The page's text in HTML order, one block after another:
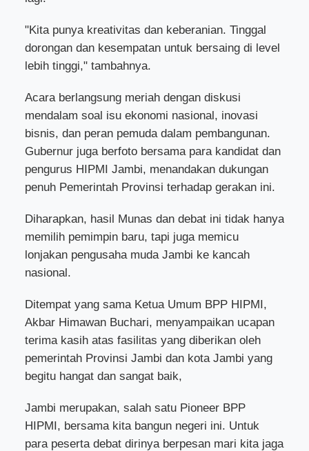
"Kita punya kreativitas dan keberanian. Tinggal
dorongan dan kesempatan untuk bersaing di level
lebih tinggi," tambahnya.
Acara berlangsung meriah dengan diskusi
mendalam soal isu ekonomi nasional, inovasi
bisnis, dan peran pemuda dalam pembangunan.
Gubernur juga berfoto bersama para kandidat dan
pengurus HIPMI Jambi, menandakan dukungan
penuh Pemerintah Provinsi terhadap gerakan ini.
Diharapkan, hasil Munas dan debat ini tidak hanya
memilih pemimpin baru, tapi juga memicu
lonjakan pengusaha muda Jambi ke kancah
nasional.
Ditempat yang sama Ketua Umum BPP HIPMI,
Akbar Himawan Buchari, menyampaikan ucapan
terima kasih atas fasilitas yang diberikan oleh
pemerintah Provinsi Jambi dan kota Jambi yang
begitu hangat dan sangat baik,
Jambi merupakan, salah satu Pioneer BPP
HIPMI, bersama kita bangun negeri ini. Untuk
para peserta debat dirinya berpesan mari kita jaga